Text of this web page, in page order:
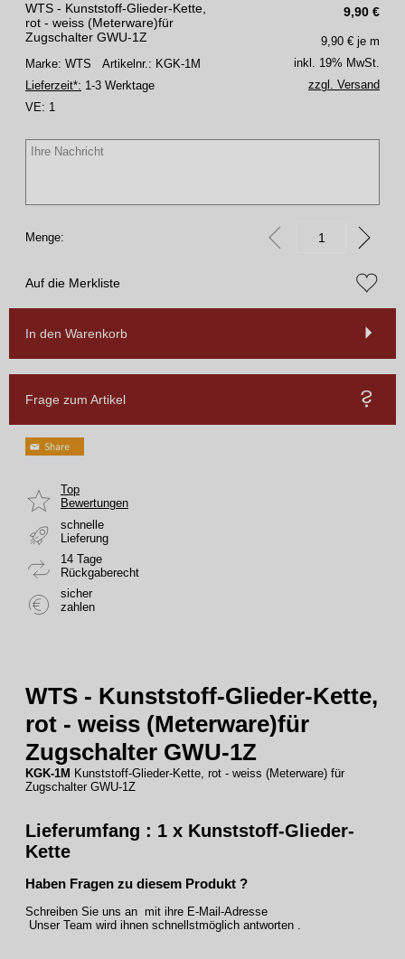
9,90 €
WTS - Kunststoff-Glieder-Kette,
rot - weiss (Meterware)für
Zugschalter GWU-1Z
Marke: WTS Artikelnr.: KGK-1M
Lieferzeit*: 1-3 Werktage
VE: 1
9,90 € je m
inkl. 19% MwSt.
zzgl. Versand
Menge:
Auf die Merkliste
In den Warenkorb
Frage zum Artikel
Top
Bewertungen
schnelle
Lieferung
14 Tage
Rückgaberecht
sicher
zahlen
WTS - Kunststoff-Glieder-Kette,
rot - weiss (Meterware)für
Zugschalter GWU-1Z
KGK-1M Kunststoff-Glieder-Kette, rot - weiss (Meterware) für
Zugschalter GWU-1Z
Lieferumfang : 1 x Kunststoff-Glieder-
Kette
Haben Fragen zu diesem Produkt ?
Schreiben Sie uns an mit ihre E-Mail-Adresse
Unser Team wird ihnen schnellstmöglich antworten .